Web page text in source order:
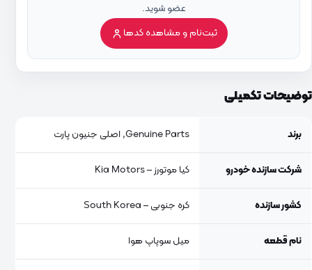
عضو شوید.
ثبت‌نام و مشاهده کدها
توضیحات تکمیلی
برند Genuine Parts, اصلی جنیون پارت
شرکت سازنده خودرو کیا موتورز – Kia Motors
کشور سازنده کره جنوبی – South Korea
نام قطعه میل سوپاپ هوا